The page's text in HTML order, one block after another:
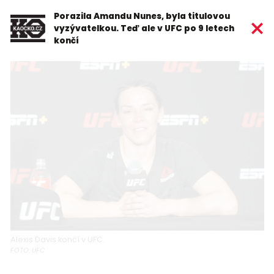
Porazila Amandu Nunes, byla titulovou
vyzývatelkou. Teď ale v UFC po 9 letech
končí